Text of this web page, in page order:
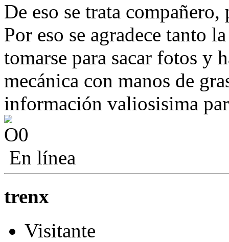
De eso se trata
Por eso se agradece tanto
tomarse para sacar fotos y
mecánica con manos de
información valiosisima
En línea
trenx
Visitante